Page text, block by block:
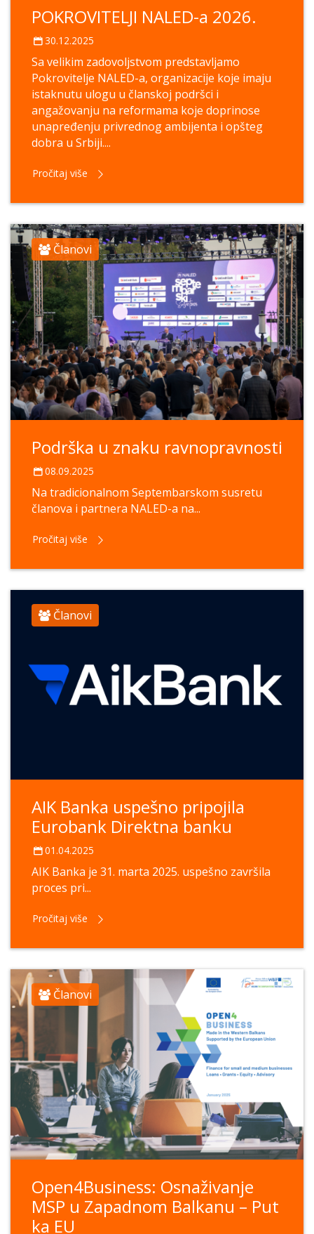
POKROVITELJI NALED-a 2026.
30.12.2025
Sa velikim zadovoljstvom predstavljamo
Pokrovitelje NALED-a, organizacije koje imaju
istaknutu ulogu u članskoj podršci i
angažovanju na reformama koje doprinose
unapređenju privrednog ambijenta i opšteg
dobra u Srbiji....
Pročitaj više
Članovi
Podrška u znaku ravnopravnosti
08.09.2025
Na tradicionalnom Septembarskom susretu
članova i partnera NALED-a na...
Pročitaj više
Članovi
AIK Banka uspešno pripojila
Eurobank Direktna banku
01.04.2025
AIK Banka je 31. marta 2025. uspešno završila
proces pri...
Pročitaj više
Članovi
Open4Business: Osnaživanje
MSP u Zapadnom Balkanu – Put
ka EU